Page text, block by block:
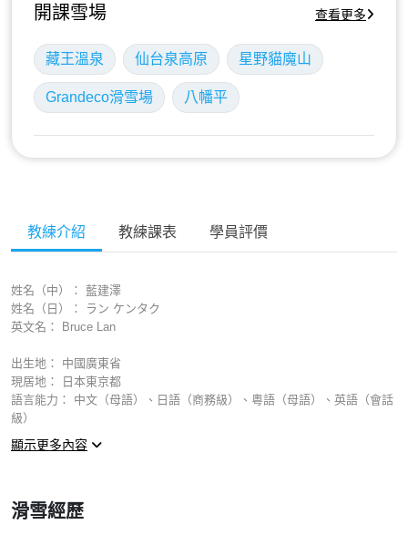
教練介紹 教練課表 學員評價
姓名（中）： 藍建澤
姓名（日）： ラン ケンタク
英文名： Bruce Lan
出生地： 中國廣東省
現居地： 日本東京都
語言能力： 中文（母語）、日語（商務級）、粵語（母語）、英語（會話
級）
職位／角色： 貓魔山學校 主任
教學資格：
顯示更多內容
滑雪經歷
開課雪場 查看更多
藏王溫泉 仙台泉高原 星野貓魔山
Grandeco滑雪場 八幡平